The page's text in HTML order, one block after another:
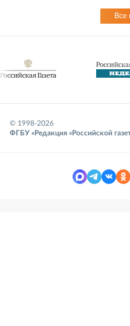
Все
© 1998-2026
ФГБУ «Редакция «Российской